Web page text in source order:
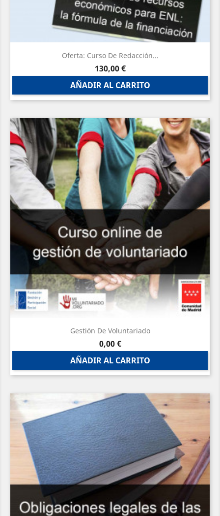
Oferta: Curso De Redacción...
Precio
130,00 €
AÑADIR AL CARRITO
Gestión De Voluntariado
Precio
0,00 €
AÑADIR AL CARRITO